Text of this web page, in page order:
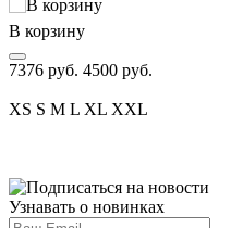
В корзину
7376 руб. 4500 руб.
XS S M L XL XXL
Узнавать о новинках